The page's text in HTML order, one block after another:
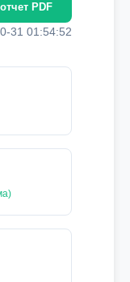
PDF
31 01:54:52